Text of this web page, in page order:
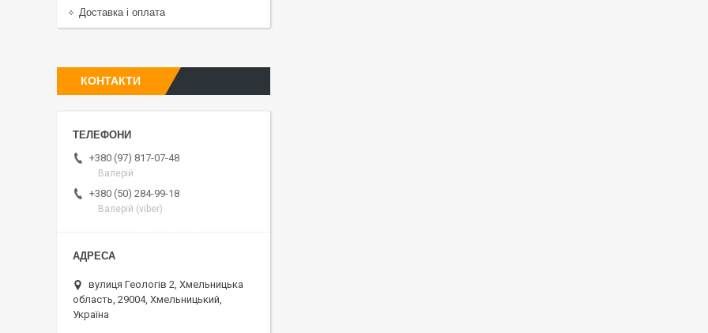
Доставка і оплата
КОНТАКТИ
+380 (97) 817-07-48
Валерій
+380 (50) 284-99-18
Валерій (viber)
вулиця Геологів 2, Хмельницька
область, 29004, Хмельницький,
Україна